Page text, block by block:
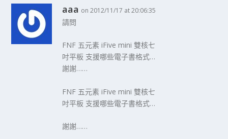
aaa on 2012/11/17 at 20:06:35
請問
FNF 五元素 iFive mini 雙核七
吋平板 支援哪些電子書格式…
謝謝……
FNF 五元素 iFive mini 雙核七
吋平板 支援哪些電子書格式…
謝謝……